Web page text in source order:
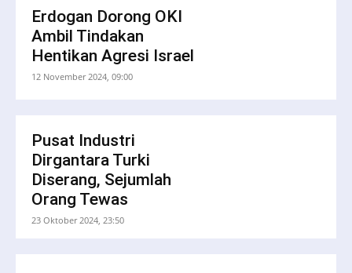
Erdogan Dorong OKI
Ambil Tindakan
Hentikan Agresi Israel
12 November 2024, 09:00
Pusat Industri
Dirgantara Turki
Diserang, Sejumlah
Orang Tewas
23 Oktober 2024, 23:50